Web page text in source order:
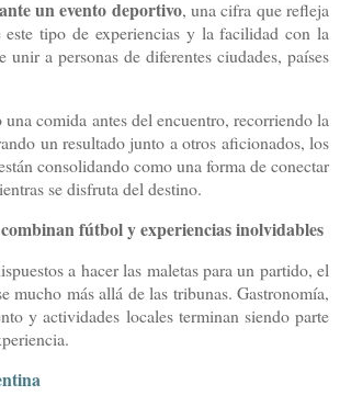
un evento deportivo, una cifra que refleja
este tipo de experiencias y la facilidad con la
unir a personas de diferentes ciudades, países
una comida antes del encuentro, recorriendo la
un resultado junto a otros aficionados, los
consolidando como una forma de conectar
se disfruta del destino.
fútbol y experiencias inolvidables
a hacer las maletas para un partido, el
mucho más allá de las tribunas. Gastronomía,
y actividades locales terminan siendo parte